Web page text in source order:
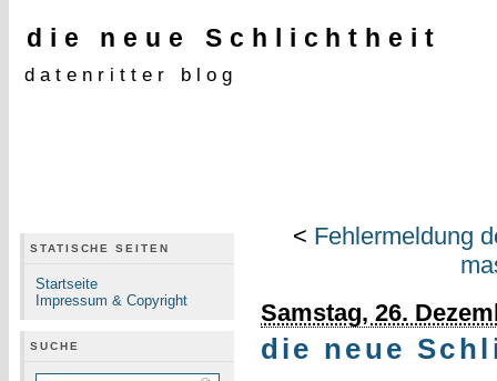
die neue Schlichtheit
datenritter blog
STATISCHE SEITEN
Startseite
Impressum & Copyright
SUCHE
< Fehlermeldung
Samstag, 26.
die neue